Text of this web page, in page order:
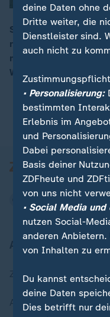
00:05
Sie fühlen sich von
nicht wehrlos zu sein,
mehr Lesben,
Waffe ausbilden.
Aktuell bei ZDFheute
Zuletzt veröffentlicht
Aktuelle Sendungs-
deine Daten ohne
Dritte weiter, die
Dienstleister sind.
auch nicht zu
• Personalisierung:
bestimmten
Erlebnis im
und
Dabei
Basis deiner
ZDFheute und
von uns nicht
• Social Media
nutzen Social-
anderen
von Inhalten zu
Du kannst
deine Daten
Dies betrifft nur